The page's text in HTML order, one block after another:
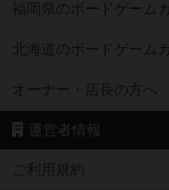
福岡県のボードゲーム
北海道のボードゲーム
オーナー・店長の方へ
運営者情報
ご利用規約